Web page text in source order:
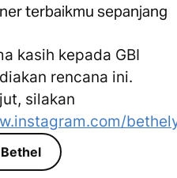
terbaikmu sepanjang
kasih kepada GBI
rencana ini.
silakan